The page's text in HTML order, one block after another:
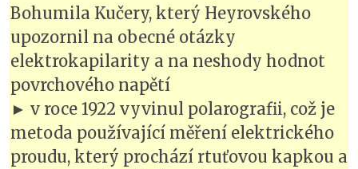
Bohumila Kučery, který Heyrovského
upozornil na obecné otázky
elektrokapilarity a na neshody hodnot
povrchového napětí
► v roce 1922 vyvinul polarografii, což je
metoda používající měření elektrického
proudu, který prochází rtuťovou kapkou a